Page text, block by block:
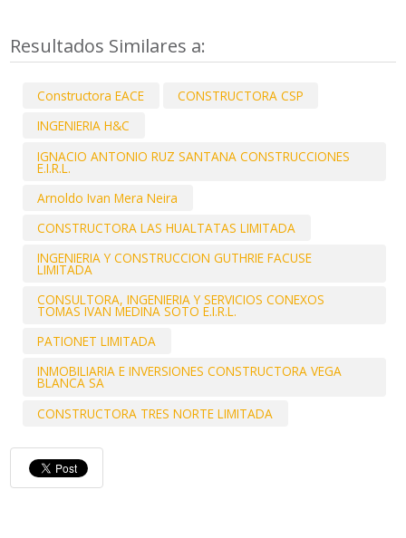
Resultados Similares a:
Constructora EACE
CONSTRUCTORA CSP
INGENIERIA H&C
IGNACIO ANTONIO RUZ SANTANA CONSTRUCCIONES
E.I.R.L.
Arnoldo Ivan Mera Neira
CONSTRUCTORA LAS HUALTATAS LIMITADA
INGENIERIA Y CONSTRUCCION GUTHRIE FACUSE
LIMITADA
CONSULTORA, INGENIERIA Y SERVICIOS CONEXOS
TOMAS IVAN MEDINA SOTO E.I.R.L.
PATIONET LIMITADA
INMOBILIARIA E INVERSIONES CONSTRUCTORA VEGA
BLANCA SA
CONSTRUCTORA TRES NORTE LIMITADA